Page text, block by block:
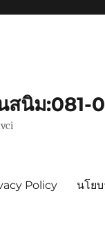
สนิม:081-
Policy นโย